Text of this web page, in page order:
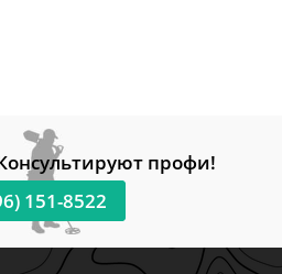
профи!
151-8522